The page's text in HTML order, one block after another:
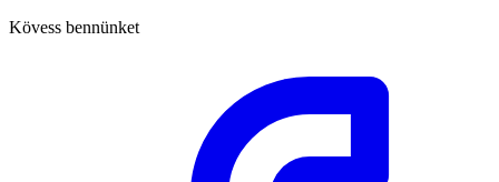
Kövess bennünket